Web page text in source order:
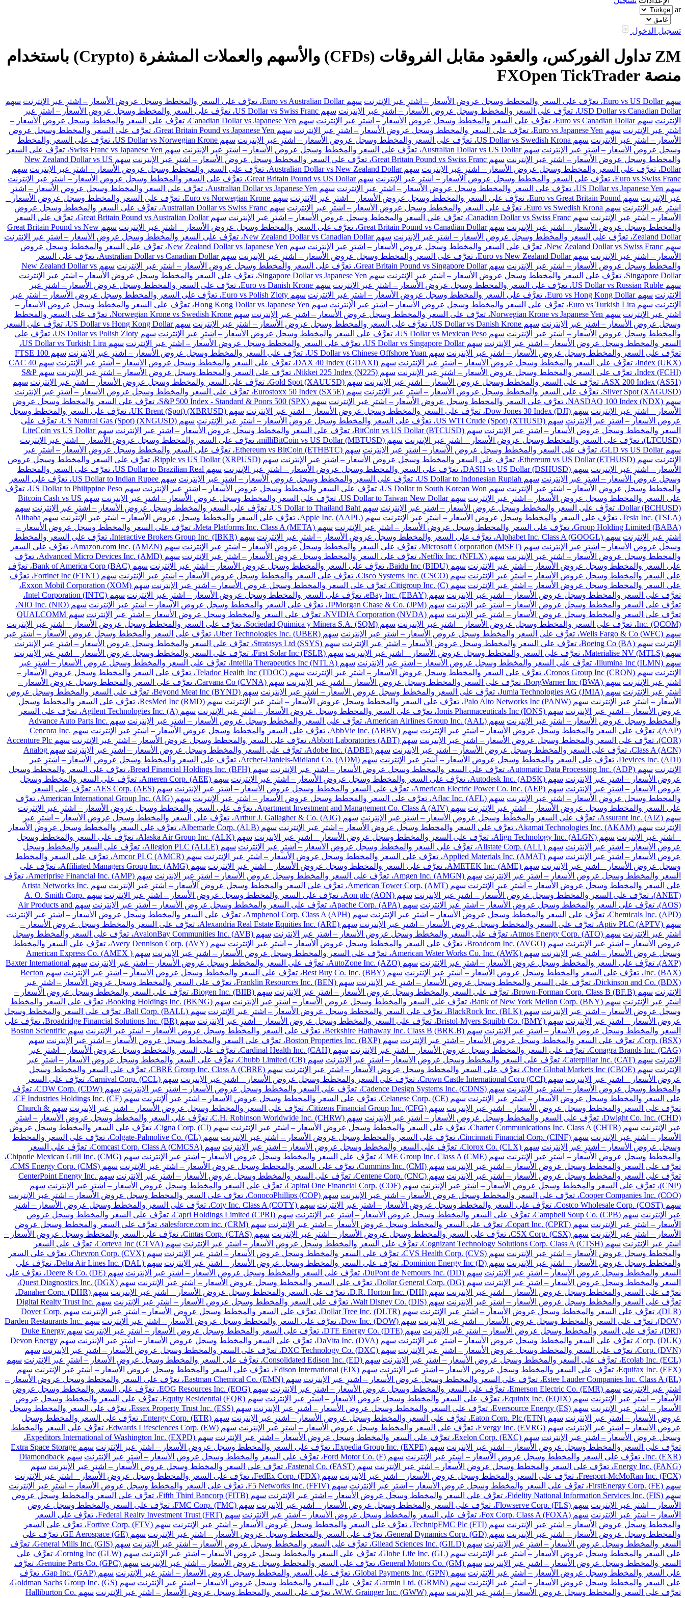
ar
تسجيل الدخول
ZM تداول الفوركس، والعقود مقابل الفروقات (CFDs) والأسهم والعملات المشفرة (Crypto) باستخدام
منصة FXOpen TickTrader
سهم Euro vs US Dollar، تعرَّف على السعر والمخطط وسجل عروض الأسعار – اشترِ عبر الإنترنت سهم Euro vs Australian Dollar، تعرَّف على السعر والمخطط وسجل عروض الأسعار – اشترِ عبر الإنترنت
سهم
USD Dollar vs Canadian Dollar، تعرَّف على السعر والمخطط وسجل عروض الأسعار – اشترِ عبر الإنترنت
سهم US Dollar vs Swiss Franc، تعرَّف على السعر والمخطط وسجل عروض الأسعار – اشترِ عبر
الإنترنت سهم Euro vs Canadian Dollar، تعرَّف على السعر والمخطط وسجل عروض الأسعار – اشترِ عبر الإنترنت
سهم Canadian Dollar vs Japanese Yen، تعرَّف على السعر والمخطط وسجل عروض الأسعار –
اشترِ عبر الإنترنت سهم Euro vs Japanese Yen، تعرَّف على السعر والمخطط وسجل عروض الأسعار – اشترِ عبر الإنترنت
سهم Great Britain Pound vs Japanese Yen، تعرَّف على السعر والمخطط وسجل عروض
الأسعار – اشترِ عبر الإنترنت سهم US Dollar vs Swedish Krona، تعرَّف على السعر والمخطط وسجل عروض الأسعار – اشترِ عبر الإنترنت
سهم US Dollar vs Norwegian Krone، تعرَّف على السعر والمخطط
وسجل عروض الأسعار – اشترِ عبر الإنترنت سهم Australian Dollar vs US Dollar، تعرَّف على السعر والمخطط وسجل عروض الأسعار – اشترِ عبر الإنترنت
سهم Swiss Franc vs Japanese Yen، تعرَّف على السعر
والمخطط وسجل عروض الأسعار – اشترِ عبر الإنترنت سهم Great Britain Pound vs Swiss Franc، تعرَّف على السعر والمخطط وسجل عروض الأسعار – اشترِ عبر الإنترنت
سهم New Zealand Dollar vs US
Dollar، تعرَّف على السعر والمخطط وسجل عروض الأسعار – اشترِ عبر الإنترنت
سهم Australian Dollar vs New Zealand Dollar، تعرَّف على السعر والمخطط وسجل عروض الأسعار – اشترِ عبر الإنترنت
سهم
Euro vs Swiss Franc، تعرَّف على السعر والمخطط وسجل عروض الأسعار – اشترِ عبر الإنترنت
سهم Great Britain Pound vs US Dollar، تعرَّف على السعر والمخطط وسجل عروض الأسعار – اشترِ عبر الإنترنت
سهم US Dollar vs Japanese Yen، تعرَّف على السعر والمخطط وسجل عروض الأسعار – اشترِ عبر الإنترنت
سهم Australian Dollar vs Japanese Yen، تعرَّف على السعر والمخطط وسجل عروض الأسعار – اشترِ
عبر الإنترنت سهم Euro vs Great Britain Pound، تعرَّف على السعر والمخطط وسجل عروض الأسعار – اشترِ عبر الإنترنت
سهم Euro vs Norwegian Krone، تعرَّف على السعر والمخطط وسجل عروض الأسعار –
اشترِ عبر الإنترنت سهم Euro vs Swedish Krona، تعرَّف على السعر والمخطط وسجل عروض الأسعار – اشترِ عبر الإنترنت
سهم Australian Dollar vs Swiss Franc، تعرَّف على السعر والمخطط وسجل عروض
الأسعار – اشترِ عبر الإنترنت سهم Canadian Dollar vs Swiss Franc، تعرَّف على السعر والمخطط وسجل عروض الأسعار – اشترِ عبر الإنترنت
سهم Great Britain Pound vs Australian Dollar، تعرَّف على السعر
والمخطط وسجل عروض الأسعار – اشترِ عبر الإنترنت سهم Great Britain Pound vs Canadian Dollar، تعرَّف على السعر والمخطط وسجل عروض الأسعار – اشترِ عبر الإنترنت
سهم Great Britain Pound vs New
Zealand Dollar، تعرَّف على السعر والمخطط وسجل عروض الأسعار – اشترِ عبر الإنترنت
سهم New Zealand Dollar vs Canadian Dollar، تعرَّف على السعر والمخطط وسجل عروض الأسعار – اشترِ عبر الإنترنت
سهم New Zealand Dollar vs Swiss Franc، تعرَّف على السعر والمخطط وسجل عروض الأسعار – اشترِ عبر الإنترنت
سهم New Zealand Dollar vs Japanese Yen، تعرَّف على السعر والمخطط وسجل عروض
الأسعار – اشترِ عبر الإنترنت سهم Euro vs New Zealand Dollar، تعرَّف على السعر والمخطط وسجل عروض الأسعار – اشترِ عبر الإنترنت
سهم Australian Dollar vs Canadian Dollar، تعرَّف على السعر
والمخطط وسجل عروض الأسعار – اشترِ عبر الإنترنت سهم Great Britain Pound vs Singapore Dollar، تعرَّف على السعر والمخطط وسجل عروض الأسعار – اشترِ عبر الإنترنت
سهم New Zealand Dollar vs
Singapore Dollar، تعرَّف على السعر والمخطط وسجل عروض الأسعار – اشترِ عبر الإنترنت
سهم Singapore Dollar vs Japanese Yen، تعرَّف على السعر والمخطط وسجل عروض الأسعار – اشترِ عبر الإنترنت
سهم US Dollar vs Russian Ruble، تعرَّف على السعر والمخطط وسجل عروض الأسعار – اشترِ عبر الإنترنت
سهم Euro vs Danish Krone، تعرَّف على السعر والمخطط وسجل عروض الأسعار – اشترِ عبر
الإنترنت سهم Euro vs Hong Kong Dollar، تعرَّف على السعر والمخطط وسجل عروض الأسعار – اشترِ عبر الإنترنت
سهم Euro vs Polish Zloty، تعرَّف على السعر والمخطط وسجل عروض الأسعار – اشترِ عبر
الإنترنت سهم Euro vs Turkish Lira، تعرَّف على السعر والمخطط وسجل عروض الأسعار – اشترِ عبر الإنترنت
سهم Hong Kong Dollar vs Japanese Yen، تعرَّف على السعر والمخطط وسجل عروض الأسعار –
اشترِ عبر الإنترنت سهم Norwegian Krone vs Japanese Yen، تعرَّف على السعر والمخطط وسجل عروض الأسعار – اشترِ عبر الإنترنت
سهم Norwegian Krone vs Swedish Krone، تعرَّف على السعر والمخطط
وسجل عروض الأسعار – اشترِ عبر الإنترنت سهم US Dollar vs Danish Krone، تعرَّف على السعر والمخطط وسجل عروض الأسعار – اشترِ عبر الإنترنت
سهم US Dollar vs Hong Kong Dollar، تعرَّف على السعر
والمخطط وسجل عروض الأسعار – اشترِ عبر الإنترنت سهم US Dollar vs Mexican Peso، تعرَّف على السعر والمخطط وسجل عروض الأسعار – اشترِ عبر الإنترنت
سهم US Dollar vs Polish Zloty، تعرَّف على
السعر والمخطط وسجل عروض الأسعار – اشترِ عبر الإنترنت سهم US Dollar vs Singapore Dollar، تعرَّف على السعر والمخطط وسجل عروض الأسعار – اشترِ عبر الإنترنت
سهم US Dollar vs Turkish Lira،
تعرَّف على السعر والمخطط وسجل عروض الأسعار – اشترِ عبر الإنترنت سهم US Dollar vs Chinese Offshore Yuan، تعرَّف على السعر والمخطط وسجل عروض الأسعار – اشترِ عبر الإنترنت
سهم FTSE 100
Index (UKX)، تعرَّف على السعر والمخطط وسجل عروض الأسعار – اشترِ عبر الإنترنت
سهم DAX 40 Index (GDAXI)، تعرَّف على السعر والمخطط وسجل عروض الأسعار – اشترِ عبر الإنترنت
سهم CAC 40
Index (FCHI)، تعرَّف على السعر والمخطط وسجل عروض الأسعار – اشترِ عبر الإنترنت
سهم Nikkei 225 Index (N225)، تعرَّف على السعر والمخطط وسجل عروض الأسعار – اشترِ عبر الإنترنت
سهم S&P
ASX 200 Index (AS51)، تعرَّف على السعر والمخطط وسجل عروض الأسعار – اشترِ عبر الإنترنت
سهم Gold Spot (XAUUSD)، تعرَّف على السعر والمخطط وسجل عروض الأسعار – اشترِ عبر الإنترنت
سهم
Silver Spot (XAGUSD)، تعرَّف على السعر والمخطط وسجل عروض الأسعار – اشترِ عبر الإنترنت
سهم Eurostoxx 50 Index (SX5E)، تعرَّف على السعر والمخطط وسجل عروض الأسعار – اشترِ عبر الإنترنت
سهم NASDAQ 100 Index (NDX)، تعرَّف على السعر والمخطط وسجل عروض الأسعار – اشترِ عبر الإنترنت
سهم S&P 500 Index - Standard & Poors 500 (SPX)، تعرَّف على السعر والمخطط وسجل عروض
الأسعار – اشترِ عبر الإنترنت سهم Dow Jones 30 Index (DJI)، تعرَّف على السعر والمخطط وسجل عروض الأسعار – اشترِ عبر الإنترنت
سهم UK Brent (Spot) (XBRUSD)، تعرَّف على السعر والمخطط وسجل
عروض الأسعار – اشترِ عبر الإنترنت سهم US WTI Crude (Spot) (XTIUSD)، تعرَّف على السعر والمخطط وسجل عروض الأسعار – اشترِ عبر الإنترنت
سهم US Natural Gas (Spot) (XNGUSD)، تعرَّف على
السعر والمخطط وسجل عروض الأسعار – اشترِ عبر الإنترنت سهم BitCoin vs US Dollar (BTCUSD)، تعرَّف على السعر والمخطط وسجل عروض الأسعار – اشترِ عبر الإنترنت
سهم LiteCoin vs US Dollar
(LTCUSD)، تعرَّف على السعر والمخطط وسجل عروض الأسعار – اشترِ عبر الإنترنت
سهم milliBitCoin vs US Dollar (MBTUSD)، تعرَّف على السعر والمخطط وسجل عروض الأسعار – اشترِ عبر الإنترنت
سهم GLD vs US Dollar، تعرَّف على السعر والمخطط وسجل عروض الأسعار – اشترِ عبر الإنترنت
سهم Ethereum vs BitCoin (ETHBTC)، تعرَّف على السعر والمخطط وسجل عروض الأسعار – اشترِ عبر
الإنترنت سهم Ethereum vs US Dollar (ETHUSD)، تعرَّف على السعر والمخطط وسجل عروض الأسعار – اشترِ عبر الإنترنت
سهم Ripple vs US Dollar (XRPUSD)، تعرَّف على السعر والمخطط وسجل عروض
الأسعار – اشترِ عبر الإنترنت سهم DASH vs US Dollar (DSHUSD)، تعرَّف على السعر والمخطط وسجل عروض الأسعار – اشترِ عبر الإنترنت
سهم US Dollar to Brazilian Real، تعرَّف على السعر والمخطط
وسجل عروض الأسعار – اشترِ عبر الإنترنت سهم US Dollar to Indonesian Rupiah، تعرَّف على السعر والمخطط وسجل عروض الأسعار – اشترِ عبر الإنترنت
سهم US Dollar to Indian Rupee، تعرَّف على السعر
والمخطط وسجل عروض الأسعار – اشترِ عبر الإنترنت سهم US Dollar to South Korean Won، تعرَّف على السعر والمخطط وسجل عروض الأسعار – اشترِ عبر الإنترنت
سهم US Dollar to Philippine Peso، تعرَّف
على السعر والمخطط وسجل عروض الأسعار – اشترِ عبر الإنترنت سهم US Dollar to Taiwan New Dollar، تعرَّف على السعر والمخطط وسجل عروض الأسعار – اشترِ عبر الإنترنت
سهم Bitcoin Cash vs US
Dollar (BCHUSD)، تعرَّف على السعر والمخطط وسجل عروض الأسعار – اشترِ عبر الإنترنت
سهم US Dollar to Thailand Baht، تعرَّف على السعر والمخطط وسجل عروض الأسعار – اشترِ عبر الإنترنت
سهم
Tesla Inc. (TSLA)، تعرَّف على السعر والمخطط وسجل عروض الأسعار – اشترِ عبر الإنترنت
سهم Apple Inc. (AAPL)، تعرَّف على السعر والمخطط وسجل عروض الأسعار – اشترِ عبر الإنترنت
سهم Alibaba
Group Holding Limited (BABA)، تعرَّف على السعر والمخطط وسجل عروض الأسعار – اشترِ عبر الإنترنت
سهم Meta Platforms Inc. Class A (META)، تعرَّف على السعر والمخطط وسجل عروض الأسعار –
اشترِ عبر الإنترنت سهم Alphabet Inc. Class A (GOOGL)، تعرَّف على السعر والمخطط وسجل عروض الأسعار – اشترِ عبر الإنترنت
سهم Interactive Brokers Group Inc. (IBKR)، تعرَّف على السعر والمخطط
وسجل عروض الأسعار – اشترِ عبر الإنترنت سهم Microsoft Corporation (MSFT)، تعرَّف على السعر والمخطط وسجل عروض الأسعار – اشترِ عبر الإنترنت
سهم Amazon.com Inc. (AMZN)، تعرَّف على السعر
والمخطط وسجل عروض الأسعار – اشترِ عبر الإنترنت سهم Netflix Inc. (NFLX)، تعرَّف على السعر والمخطط وسجل عروض الأسعار – اشترِ عبر الإنترنت
سهم Advanced Micro Devices Inc. (AMD)، تعرَّف
على السعر والمخطط وسجل عروض الأسعار – اشترِ عبر الإنترنت سهم Baidu Inc (BIDU)، تعرَّف على السعر والمخطط وسجل عروض الأسعار – اشترِ عبر الإنترنت
سهم Bank of America Corp (BAC)، تعرَّف
على السعر والمخطط وسجل عروض الأسعار – اشترِ عبر الإنترنت سهم Cisco Systems Inc. (CSCO)، تعرَّف على السعر والمخطط وسجل عروض الأسعار – اشترِ عبر الإنترنت
سهم Fortinet Inc (FTNT)، تعرَّف
على السعر والمخطط وسجل عروض الأسعار – اشترِ عبر الإنترنت سهم Citigroup Inc. (C)، تعرَّف على السعر والمخطط وسجل عروض الأسعار – اشترِ عبر الإنترنت
سهم Exxon Mobil Corporation (XOM)،
تعرَّف على السعر والمخطط وسجل عروض الأسعار – اشترِ عبر الإنترنت سهم eBay Inc. (EBAY)، تعرَّف على السعر والمخطط وسجل عروض الأسعار – اشترِ عبر الإنترنت
سهم Intel Corporation (INTC)،
تعرَّف على السعر والمخطط وسجل عروض الأسعار – اشترِ عبر الإنترنت سهم JPMorgan Chase & Co. (JPM)، تعرَّف على السعر والمخطط وسجل عروض الأسعار – اشترِ عبر الإنترنت
سهم NIO Inc. (NIO)،
تعرَّف على السعر والمخطط وسجل عروض الأسعار – اشترِ عبر الإنترنت سهم NVIDIA Corporation (NVDA)، تعرَّف على السعر والمخطط وسجل عروض الأسعار – اشترِ عبر الإنترنت
سهم QUALCOMM
Inc. (QCOM)، تعرَّف على السعر والمخطط وسجل عروض الأسعار – اشترِ عبر الإنترنت
سهم Sociedad Quimica y Minera S.A. (SQM)، تعرَّف على السعر والمخطط وسجل عروض الأسعار – اشترِ عبر الإنترنت
سهم Wells Fargo & Co (WFC)، تعرَّف على السعر والمخطط وسجل عروض الأسعار – اشترِ عبر الإنترنت
سهم Uber Technologies Inc. (UBER)، تعرَّف على السعر والمخطط وسجل عروض الأسعار – اشترِ عبر
الإنترنت سهم Boeing Co (BA)، تعرَّف على السعر والمخطط وسجل عروض الأسعار – اشترِ عبر الإنترنت
سهم Stratasys Ltd (SSYS)، تعرَّف على السعر والمخطط وسجل عروض الأسعار – اشترِ عبر الإنترنت
سهم Materialise NV (MTLS)، تعرَّف على السعر والمخطط وسجل عروض الأسعار – اشترِ عبر الإنترنت
سهم First Solar Inc (FSLR)، تعرَّف على السعر والمخطط وسجل عروض الأسعار – اشترِ عبر الإنترنت
سهم Illumina Inc (ILMN)، تعرَّف على السعر والمخطط وسجل عروض الأسعار – اشترِ عبر الإنترنت
سهم Intellia Therapeutics Inc (NTLA)، تعرَّف على السعر والمخطط وسجل عروض الأسعار – اشترِ عبر
الإنترنت سهم Cronos Group Inc (CRON)، تعرَّف على السعر والمخطط وسجل عروض الأسعار – اشترِ عبر الإنترنت
سهم Teladoc Health Inc (TDOC)، تعرَّف على السعر والمخطط وسجل عروض الأسعار –
اشترِ عبر الإنترنت سهم BorgWarner Inc (BWA)، تعرَّف على السعر والمخطط وسجل عروض الأسعار – اشترِ عبر الإنترنت
سهم Carvana Co (CVNA)، تعرَّف على السعر والمخطط وسجل عروض الأسعار –
اشترِ عبر الإنترنت سهم Jumia Technologies AG (JMIA)، تعرَّف على السعر والمخطط وسجل عروض الأسعار – اشترِ عبر الإنترنت
سهم Beyond Meat Inc (BYND)، تعرَّف على السعر والمخطط وسجل عروض
الأسعار – اشترِ عبر الإنترنت سهم Palo Alto Networks Inc (PANW)، تعرَّف على السعر والمخطط وسجل عروض الأسعار – اشترِ عبر الإنترنت
سهم ResMed Inc (RMD)، تعرَّف على السعر والمخطط وسجل
عروض الأسعار – اشترِ عبر الإنترنت سهم Ionis Pharmaceuticals Inc (IONS)، تعرَّف على السعر والمخطط وسجل عروض الأسعار – اشترِ عبر الإنترنت
سهم Agilent Technologies Inc. (A)، تعرَّف على السعر
والمخطط وسجل عروض الأسعار – اشترِ عبر الإنترنت سهم American Airlines Group Inc. (AAL)، تعرَّف على السعر والمخطط وسجل عروض الأسعار – اشترِ عبر الإنترنت
سهم Advance Auto Parts Inc.
(AAP)، تعرَّف على السعر والمخطط وسجل عروض الأسعار – اشترِ عبر الإنترنت
سهم AbbVie Inc. (ABBV)، تعرَّف على السعر والمخطط وسجل عروض الأسعار – اشترِ عبر الإنترنت
سهم Cencora Inc.
(COR)، تعرَّف على السعر والمخطط وسجل عروض الأسعار – اشترِ عبر الإنترنت
سهم Abbott Laboratories (ABT)، تعرَّف على السعر والمخطط وسجل عروض الأسعار – اشترِ عبر الإنترنت
سهم Accenture Plc
Class A (ACN)، تعرَّف على السعر والمخطط وسجل عروض الأسعار – اشترِ عبر الإنترنت
سهم Adobe Inc. (ADBE)، تعرَّف على السعر والمخطط وسجل عروض الأسعار – اشترِ عبر الإنترنت
سهم Analog
Devices Inc. (ADI)، تعرَّف على السعر والمخطط وسجل عروض الأسعار – اشترِ عبر الإنترنت
سهم Archer-Daniels-Midland Co. (ADM)، تعرَّف على السعر والمخطط وسجل عروض الأسعار – اشترِ عبر
الإنترنت سهم Automatic Data Processing Inc. (ADP)، تعرَّف على السعر والمخطط وسجل عروض الأسعار – اشترِ عبر الإنترنت
سهم Bread Financial Holdings Inc. (BFH)، تعرَّف على السعر والمخطط وسجل
عروض الأسعار – اشترِ عبر الإنترنت سهم Autodesk Inc. (ADSK)، تعرَّف على السعر والمخطط وسجل عروض الأسعار – اشترِ عبر الإنترنت
سهم Ameren Corp. (AEE)، تعرَّف على السعر والمخطط وسجل
عروض الأسعار – اشترِ عبر الإنترنت سهم American Electric Power Co. Inc. (AEP)، تعرَّف على السعر والمخطط وسجل عروض الأسعار – اشترِ عبر الإنترنت
سهم AES Corp. (AES)، تعرَّف على السعر
والمخطط وسجل عروض الأسعار – اشترِ عبر الإنترنت سهم Aflac Inc. (AFL)، تعرَّف على السعر والمخطط وسجل عروض الأسعار – اشترِ عبر الإنترنت
سهم American International Group Inc. (AIG)، تعرَّف
على السعر والمخطط وسجل عروض الأسعار – اشترِ عبر الإنترنت سهم Apartment Investment and Management Co. Class A (AIV)، تعرَّف على السعر والمخطط وسجل عروض الأسعار – اشترِ عبر الإنترنت
سهم Assurant Inc. (AIZ)، تعرَّف على السعر والمخطط وسجل عروض الأسعار – اشترِ عبر الإنترنت
سهم Arthur J. Gallagher & Co. (AJG)، تعرَّف على السعر والمخطط وسجل عروض الأسعار – اشترِ عبر
الإنترنت سهم Akamai Technologies Inc. (AKAM)، تعرَّف على السعر والمخطط وسجل عروض الأسعار – اشترِ عبر الإنترنت
سهم Albemarle Corp. (ALB)، تعرَّف على السعر والمخطط وسجل عروض الأسعار
– اشترِ عبر الإنترنت سهم Align Technology Inc. (ALGN)، تعرَّف على السعر والمخطط وسجل عروض الأسعار – اشترِ عبر الإنترنت
سهم Alaska Air Group Inc. (ALK)، تعرَّف على السعر والمخطط وسجل
عروض الأسعار – اشترِ عبر الإنترنت سهم Allstate Corp. (ALL)، تعرَّف على السعر والمخطط وسجل عروض الأسعار – اشترِ عبر الإنترنت
سهم Allegion PLC (ALLE)، تعرَّف على السعر والمخطط وسجل
عروض الأسعار – اشترِ عبر الإنترنت سهم Applied Materials Inc. (AMAT)، تعرَّف على السعر والمخطط وسجل عروض الأسعار – اشترِ عبر الإنترنت
سهم Amcor PLC (AMCR)، تعرَّف على السعر والمخطط
وسجل عروض الأسعار – اشترِ عبر الإنترنت سهم AMETEK Inc. (AME)، تعرَّف على السعر والمخطط وسجل عروض الأسعار – اشترِ عبر الإنترنت
سهم Affiliated Managers Group Inc. (AMG)، تعرَّف على
السعر والمخطط وسجل عروض الأسعار – اشترِ عبر الإنترنت سهم Amgen Inc. (AMGN)، تعرَّف على السعر والمخطط وسجل عروض الأسعار – اشترِ عبر الإنترنت
سهم Ameriprise Financial Inc. (AMP)، تعرَّف
على السعر والمخطط وسجل عروض الأسعار – اشترِ عبر الإنترنت سهم American Tower Corp. (AMT)، تعرَّف على السعر والمخطط وسجل عروض الأسعار – اشترِ عبر الإنترنت
سهم Arista Networks Inc.
(ANET)، تعرَّف على السعر والمخطط وسجل عروض الأسعار – اشترِ عبر الإنترنت
سهم Aon plc (AON)، تعرَّف على السعر والمخطط وسجل عروض الأسعار – اشترِ عبر الإنترنت
سهم A. O. Smith Corp.
(AOS)، تعرَّف على السعر والمخطط وسجل عروض الأسعار – اشترِ عبر الإنترنت
سهم Apache Corp. (APA)، تعرَّف على السعر والمخطط وسجل عروض الأسعار – اشترِ عبر الإنترنت
سهم Air Products and
Chemicals Inc. (APD)، تعرَّف على السعر والمخطط وسجل عروض الأسعار – اشترِ عبر الإنترنت
سهم Amphenol Corp. Class A (APH)، تعرَّف على السعر والمخطط وسجل عروض الأسعار – اشترِ عبر الإنترنت
سهم Aptiv PLC (APTV)، تعرَّف على السعر والمخطط وسجل عروض الأسعار – اشترِ عبر الإنترنت
سهم Alexandria Real Estate Equities Inc. (ARE)، تعرَّف على السعر والمخطط وسجل عروض الأسعار –
اشترِ عبر الإنترنت سهم Atmos Energy Corp. (ATO)، تعرَّف على السعر والمخطط وسجل عروض الأسعار – اشترِ عبر الإنترنت
سهم AvalonBay Communities Inc. (AVB)، تعرَّف على السعر والمخطط وسجل
عروض الأسعار – اشترِ عبر الإنترنت سهم Broadcom Inc. (AVGO)، تعرَّف على السعر والمخطط وسجل عروض الأسعار – اشترِ عبر الإنترنت
سهم Avery Dennison Corp. (AVY)، تعرَّف على السعر والمخطط
وسجل عروض الأسعار – اشترِ عبر الإنترنت سهم American Water Works Co. Inc. (AWK)، تعرَّف على السعر والمخطط وسجل عروض الأسعار – اشترِ عبر الإنترنت
سهم American Express Co. (AMEX )
(AXP)، تعرَّف على السعر والمخطط وسجل عروض الأسعار – اشترِ عبر الإنترنت
سهم AutoZone Inc. (AZO)، تعرَّف على السعر والمخطط وسجل عروض الأسعار – اشترِ عبر الإنترنت
سهم Baxter International
Inc. (BAX)، تعرَّف على السعر والمخطط وسجل عروض الأسعار – اشترِ عبر الإنترنت
سهم Best Buy Co. Inc. (BBY)، تعرَّف على السعر والمخطط وسجل عروض الأسعار – اشترِ عبر الإنترنت
سهم Becton
Dickinson and Co. (BDX)، تعرَّف على السعر والمخطط وسجل عروض الأسعار – اشترِ عبر الإنترنت
سهم Franklin Resources Inc. (BEN)، تعرَّف على السعر والمخطط وسجل عروض الأسعار – اشترِ عبر
الإنترنت سهم Brown-Forman Corp. Class B (BF.B)، تعرَّف على السعر والمخطط وسجل عروض الأسعار – اشترِ عبر الإنترنت
سهم Biogen Inc. (BIIB)، تعرَّف على السعر والمخطط وسجل عروض الأسعار –
اشترِ عبر الإنترنت سهم Bank of New York Mellon Corp. (BNY)، تعرَّف على السعر والمخطط وسجل عروض الأسعار – اشترِ عبر الإنترنت
سهم Booking Holdings Inc. (BKNG)، تعرَّف على السعر والمخطط
وسجل عروض الأسعار – اشترِ عبر الإنترنت سهم BlackRock Inc. (BLK)، تعرَّف على السعر والمخطط وسجل عروض الأسعار – اشترِ عبر الإنترنت
سهم Ball Corp. (BALL)، تعرَّف على السعر والمخطط وسجل
عروض الأسعار – اشترِ عبر الإنترنت سهم Bristol-Myers Squibb Co. (BMY)، تعرَّف على السعر والمخطط وسجل عروض الأسعار – اشترِ عبر الإنترنت
سهم Broadridge Financial Solutions Inc. (BR)، تعرَّف على
السعر والمخطط وسجل عروض الأسعار – اشترِ عبر الإنترنت سهم Berkshire Hathaway Inc. Class B (BRK.B)، تعرَّف على السعر والمخطط وسجل عروض الأسعار – اشترِ عبر الإنترنت
سهم Boston Scientific
Corp. (BSX)، تعرَّف على السعر والمخطط وسجل عروض الأسعار – اشترِ عبر الإنترنت
سهم Boston Properties Inc. (BXP)، تعرَّف على السعر والمخطط وسجل عروض الأسعار – اشترِ عبر الإنترنت
سهم
Conagra Brands Inc. (CAG)، تعرَّف على السعر والمخطط وسجل عروض الأسعار – اشترِ عبر الإنترنت
سهم Cardinal Health Inc. (CAH)، تعرَّف على السعر والمخطط وسجل عروض الأسعار – اشترِ عبر
الإنترنت سهم Caterpillar Inc. (CAT)، تعرَّف على السعر والمخطط وسجل عروض الأسعار – اشترِ عبر الإنترنت
سهم Chubb Limited (CB)، تعرَّف على السعر والمخطط وسجل عروض الأسعار – اشترِ عبر
الإنترنت سهم Cboe Global Markets Inc (CBOE)، تعرَّف على السعر والمخطط وسجل عروض الأسعار – اشترِ عبر الإنترنت
سهم CBRE Group Inc. Class A (CBRE)، تعرَّف على السعر والمخطط وسجل
عروض الأسعار – اشترِ عبر الإنترنت سهم Crown Castle International Corp (CCI)، تعرَّف على السعر والمخطط وسجل عروض الأسعار – اشترِ عبر الإنترنت
سهم Carnival Corp. (CCL)، تعرَّف على السعر
والمخطط وسجل عروض الأسعار – اشترِ عبر الإنترنت سهم Cadence Design Systems Inc. (CDNS)، تعرَّف على السعر والمخطط وسجل عروض الأسعار – اشترِ عبر الإنترنت
سهم CDW Corp. (CDW)، تعرَّف
على السعر والمخطط وسجل عروض الأسعار – اشترِ عبر الإنترنت سهم Celanese Corp. (CE)، تعرَّف على السعر والمخطط وسجل عروض الأسعار – اشترِ عبر الإنترنت
سهم CF Industries Holdings Inc. (CF)،
تعرَّف على السعر والمخطط وسجل عروض الأسعار – اشترِ عبر الإنترنت سهم Citizens Financial Group Inc. (CFG)، تعرَّف على السعر والمخطط وسجل عروض الأسعار – اشترِ عبر الإنترنت
سهم Church &
Dwight Co. Inc. (CHD)، تعرَّف على السعر والمخطط وسجل عروض الأسعار – اشترِ عبر الإنترنت
سهم C.H. Robinson Worldwide Inc. (CHRW)، تعرَّف على السعر والمخطط وسجل عروض الأسعار – اشترِ
عبر الإنترنت سهم Charter Communications Inc. Class A (CHTR)، تعرَّف على السعر والمخطط وسجل عروض الأسعار – اشترِ عبر الإنترنت
سهم Cigna Corp. (CI)، تعرَّف على السعر والمخطط وسجل عروض
الأسعار – اشترِ عبر الإنترنت سهم Cincinnati Financial Corp. (CINF)، تعرَّف على السعر والمخطط وسجل عروض الأسعار – اشترِ عبر الإنترنت
سهم Colgate-Palmolive Co. (CL)، تعرَّف على السعر والمخطط
وسجل عروض الأسعار – اشترِ عبر الإنترنت سهم Clorox Co. (CLX)، تعرَّف على السعر والمخطط وسجل عروض الأسعار – اشترِ عبر الإنترنت
سهم Comcast Corp. Class A (CMCSA)، تعرَّف على السعر
والمخطط وسجل عروض الأسعار – اشترِ عبر الإنترنت سهم CME Group Inc. Class A (CME)، تعرَّف على السعر والمخطط وسجل عروض الأسعار – اشترِ عبر الإنترنت
سهم Chipotle Mexican Grill Inc. (CMG)،
تعرَّف على السعر والمخطط وسجل عروض الأسعار – اشترِ عبر الإنترنت سهم Cummins Inc. (CMI)، تعرَّف على السعر والمخطط وسجل عروض الأسعار – اشترِ عبر الإنترنت
سهم CMS Energy Corp. (CMS)،
تعرَّف على السعر والمخطط وسجل عروض الأسعار – اشترِ عبر الإنترنت سهم Centene Corp. (CNC)، تعرَّف على السعر والمخطط وسجل عروض الأسعار – اشترِ عبر الإنترنت
سهم CenterPoint Energy Inc.
(CNP)، تعرَّف على السعر والمخطط وسجل عروض الأسعار – اشترِ عبر الإنترنت
سهم Capital One Financial Corp. (COF)، تعرَّف على السعر والمخطط وسجل عروض الأسعار – اشترِ عبر الإنترنت
سهم
Cooper Companies Inc. (COO)، تعرَّف على السعر والمخطط وسجل عروض الأسعار – اشترِ عبر الإنترنت
سهم ConocoPhillips (COP)، تعرَّف على السعر والمخطط وسجل عروض الأسعار – اشترِ عبر الإنترنت
سهم Costco Wholesale Corp. (COST)، تعرَّف على السعر والمخطط وسجل عروض الأسعار – اشترِ عبر الإنترنت
سهم Coty Inc. Class A (COTY)، تعرَّف على السعر والمخطط وسجل عروض الأسعار – اشترِ
عبر الإنترنت سهم Campbell Soup Co. (CPB)، تعرَّف على السعر والمخطط وسجل عروض الأسعار – اشترِ عبر الإنترنت
سهم Capri Holdings Limited (CPRI)، تعرَّف على السعر والمخطط وسجل عروض
الأسعار – اشترِ عبر الإنترنت سهم Copart Inc. (CPRT)، تعرَّف على السعر والمخطط وسجل عروض الأسعار – اشترِ عبر الإنترنت
سهم salesforce.com inc. (CRM)، تعرَّف على السعر والمخطط وسجل عروض
الأسعار – اشترِ عبر الإنترنت سهم CSX Corp. (CSX)، تعرَّف على السعر والمخطط وسجل عروض الأسعار – اشترِ عبر الإنترنت
سهم Cintas Corp. (CTAS)، تعرَّف على السعر والمخطط وسجل عروض الأسعار –
اشترِ عبر الإنترنت سهم Cognizant Technology Solutions Corp. Class A (CTSH)، تعرَّف على السعر والمخطط وسجل عروض الأسعار – اشترِ عبر الإنترنت
سهم Corteva Inc (CTVA)، تعرَّف على السعر
والمخطط وسجل عروض الأسعار – اشترِ عبر الإنترنت سهم CVS Health Corp. (CVS)، تعرَّف على السعر والمخطط وسجل عروض الأسعار – اشترِ عبر الإنترنت
سهم Chevron Corp. (CVX)، تعرَّف على السعر
والمخطط وسجل عروض الأسعار – اشترِ عبر الإنترنت سهم Dominion Energy Inc (D)، تعرَّف على السعر والمخطط وسجل عروض الأسعار – اشترِ عبر الإنترنت
سهم Delta Air Lines Inc. (DAL)، تعرَّف على
السعر والمخطط وسجل عروض الأسعار – اشترِ عبر الإنترنت سهم DuPont de Nemours Inc. (DD)، تعرَّف على السعر والمخطط وسجل عروض الأسعار – اشترِ عبر الإنترنت
سهم Deere & Co. (DE)، تعرَّف على
السعر والمخطط وسجل عروض الأسعار – اشترِ عبر الإنترنت سهم Dollar General Corp. (DG)، تعرَّف على السعر والمخطط وسجل عروض الأسعار – اشترِ عبر الإنترنت
سهم Quest Diagnostics Inc. (DGX)،
تعرَّف على السعر والمخطط وسجل عروض الأسعار – اشترِ عبر الإنترنت سهم D.R. Horton Inc. (DHI)، تعرَّف على السعر والمخطط وسجل عروض الأسعار – اشترِ عبر الإنترنت
سهم Danaher Corp. (DHR)،
تعرَّف على السعر والمخطط وسجل عروض الأسعار – اشترِ عبر الإنترنت سهم Walt Disney Co. (DIS)، تعرَّف على السعر والمخطط وسجل عروض الأسعار – اشترِ عبر الإنترنت
سهم Digital Realty Trust Inc.
(DLR)، تعرَّف على السعر والمخطط وسجل عروض الأسعار – اشترِ عبر الإنترنت
سهم Dollar Tree Inc. (DLTR)، تعرَّف على السعر والمخطط وسجل عروض الأسعار – اشترِ عبر الإنترنت
سهم Dover Corp.
(DOV)، تعرَّف على السعر والمخطط وسجل عروض الأسعار – اشترِ عبر الإنترنت
سهم Dow Inc. (DOW)، تعرَّف على السعر والمخطط وسجل عروض الأسعار – اشترِ عبر الإنترنت
سهم Darden Restaurants Inc.
(DRI)، تعرَّف على السعر والمخطط وسجل عروض الأسعار – اشترِ عبر الإنترنت
سهم DTE Energy Co. (DTE)، تعرَّف على السعر والمخطط وسجل عروض الأسعار – اشترِ عبر الإنترنت
سهم Duke Energy
Corp. (DUK)، تعرَّف على السعر والمخطط وسجل عروض الأسعار – اشترِ عبر الإنترنت
سهم DaVita Inc. (DVA)، تعرَّف على السعر والمخطط وسجل عروض الأسعار – اشترِ عبر الإنترنت
سهم Devon Energy
Corp. (DVN)، تعرَّف على السعر والمخطط وسجل عروض الأسعار – اشترِ عبر الإنترنت
سهم DXC Technology Co. (DXC)، تعرَّف على السعر والمخطط وسجل عروض الأسعار – اشترِ عبر الإنترنت
سهم
Ecolab Inc. (ECL)، تعرَّف على السعر والمخطط وسجل عروض الأسعار – اشترِ عبر الإنترنت
سهم Consolidated Edison Inc. (ED)، تعرَّف على السعر والمخطط وسجل عروض الأسعار – اشترِ عبر الإنترنت
سهم
Equifax Inc. (EFX)، تعرَّف على السعر والمخطط وسجل عروض الأسعار – اشترِ عبر الإنترنت
سهم Edison International (EIX)، تعرَّف على السعر والمخطط وسجل عروض الأسعار – اشترِ عبر الإنترنت
سهم
Estee Lauder Companies Inc. Class A (EL)، تعرَّف على السعر والمخطط وسجل عروض الأسعار – اشترِ عبر الإنترنت
سهم Eastman Chemical Co. (EMN)، تعرَّف على السعر والمخطط وسجل عروض الأسعار –
اشترِ عبر الإنترنت سهم Emerson Electric Co. (EMR)، تعرَّف على السعر والمخطط وسجل عروض الأسعار – اشترِ عبر الإنترنت
سهم EOG Resources Inc. (EOG)، تعرَّف على السعر والمخطط وسجل عروض
الأسعار – اشترِ عبر الإنترنت سهم Equinix Inc. (EQIX)، تعرَّف على السعر والمخطط وسجل عروض الأسعار – اشترِ عبر الإنترنت
سهم Equity Residential (EQR)، تعرَّف على السعر والمخطط وسجل عروض
الأسعار – اشترِ عبر الإنترنت سهم Eversource Energy (ES)، تعرَّف على السعر والمخطط وسجل عروض الأسعار – اشترِ عبر الإنترنت
سهم Essex Property Trust Inc. (ESS)، تعرَّف على السعر والمخطط وسجل
عروض الأسعار – اشترِ عبر الإنترنت سهم Eaton Corp. Plc (ETN)، تعرَّف على السعر والمخطط وسجل عروض الأسعار – اشترِ عبر الإنترنت
سهم Entergy Corp. (ETR)، تعرَّف على السعر والمخطط وسجل
عروض الأسعار – اشترِ عبر الإنترنت سهم Evergy Inc. (EVRG)، تعرَّف على السعر والمخطط وسجل عروض الأسعار – اشترِ عبر الإنترنت
سهم Edwards Lifesciences Corp. (EW)، تعرَّف على السعر والمخطط
وسجل عروض الأسعار – اشترِ عبر الإنترنت سهم Exelon Corp. (EXC)، تعرَّف على السعر والمخطط وسجل عروض الأسعار – اشترِ عبر الإنترنت
سهم Expeditors International of Washington Inc. (EXPD)،
تعرَّف على السعر والمخطط وسجل عروض الأسعار – اشترِ عبر الإنترنت سهم Expedia Group Inc. (EXPE)، تعرَّف على السعر والمخطط وسجل عروض الأسعار – اشترِ عبر الإنترنت
سهم Extra Space Storage
Inc. (EXR)، تعرَّف على السعر والمخطط وسجل عروض الأسعار – اشترِ عبر الإنترنت
سهم Ford Motor Co. (F)، تعرَّف على السعر والمخطط وسجل عروض الأسعار – اشترِ عبر الإنترنت
سهم Diamondback
Energy Inc. (FANG)، تعرَّف على السعر والمخطط وسجل عروض الأسعار – اشترِ عبر الإنترنت
سهم Fastenal Co. (FAST)، تعرَّف على السعر والمخطط وسجل عروض الأسعار – اشترِ عبر الإنترنت
سهم
Freeport-McMoRan Inc. (FCX)، تعرَّف على السعر والمخطط وسجل عروض الأسعار – اشترِ عبر الإنترنت
سهم FedEx Corp. (FDX)، تعرَّف على السعر والمخطط وسجل عروض الأسعار – اشترِ عبر الإنترنت
سهم FirstEnergy Corp. (FE)، تعرَّف على السعر والمخطط وسجل عروض الأسعار – اشترِ عبر الإنترنت
سهم F5 Networks Inc. (FFIV)، تعرَّف على السعر والمخطط وسجل عروض الأسعار – اشترِ عبر الإنترنت
سهم Fidelity National Information Services Inc. (FIS)، تعرَّف على السعر والمخطط وسجل عروض الأسعار – اشترِ عبر الإنترنت
سهم Fifth Third Bancorp (FITB)، تعرَّف على السعر والمخطط وسجل عروض
الأسعار – اشترِ عبر الإنترنت سهم Flowserve Corp. (FLS)، تعرَّف على السعر والمخطط وسجل عروض الأسعار – اشترِ عبر الإنترنت
سهم FMC Corp. (FMC)، تعرَّف على السعر والمخطط وسجل عروض
الأسعار – اشترِ عبر الإنترنت سهم Fox Corp. Class A (FOXA)، تعرَّف على السعر والمخطط وسجل عروض الأسعار – اشترِ عبر الإنترنت
سهم Federal Realty Investment Trust (FRT)، تعرَّف على السعر
والمخطط وسجل عروض الأسعار – اشترِ عبر الإنترنت سهم TechnipFMC Plc (FTI)، تعرَّف على السعر والمخطط وسجل عروض الأسعار – اشترِ عبر الإنترنت
سهم Fortive Corp. (FTV)، تعرَّف على السعر
والمخطط وسجل عروض الأسعار – اشترِ عبر الإنترنت سهم General Dynamics Corp. (GD)، تعرَّف على السعر والمخطط وسجل عروض الأسعار – اشترِ عبر الإنترنت
سهم GE Aerospace (GE)، تعرَّف على
السعر والمخطط وسجل عروض الأسعار – اشترِ عبر الإنترنت سهم Gilead Sciences Inc. (GILD)، تعرَّف على السعر والمخطط وسجل عروض الأسعار – اشترِ عبر الإنترنت
سهم General Mills Inc. (GIS)، تعرَّف
على السعر والمخطط وسجل عروض الأسعار – اشترِ عبر الإنترنت سهم Globe Life Inc. (GL)، تعرَّف على السعر والمخطط وسجل عروض الأسعار – اشترِ عبر الإنترنت
سهم Corning Inc (GLW)، تعرَّف على
السعر والمخطط وسجل عروض الأسعار – اشترِ عبر الإنترنت سهم General Motors Co. (GM)، تعرَّف على السعر والمخطط وسجل عروض الأسعار – اشترِ عبر الإنترنت
سهم Genuine Parts Co. (GPC)، تعرَّف
على السعر والمخطط وسجل عروض الأسعار – اشترِ عبر الإنترنت سهم Global Payments Inc. (GPN)، تعرَّف على السعر والمخطط وسجل عروض الأسعار – اشترِ عبر الإنترنت
سهم Gap Inc. (GAP)، تعرَّف
على السعر والمخطط وسجل عروض الأسعار – اشترِ عبر الإنترنت سهم Garmin Ltd. (GRMN)، تعرَّف على السعر والمخطط وسجل عروض الأسعار – اشترِ عبر الإنترنت
سهم Goldman Sachs Group Inc. (GS)،
تعرَّف على السعر والمخطط وسجل عروض الأسعار – اشترِ عبر الإنترنت سهم W.W. Grainger Inc. (GWW)، تعرَّف على السعر والمخطط وسجل عروض الأسعار – اشترِ عبر الإنترنت
سهم Halliburton Co.